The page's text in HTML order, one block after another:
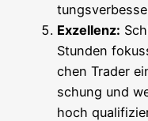
Exzel­lenz:
Stun­den
chen Trader
schung und
hoch